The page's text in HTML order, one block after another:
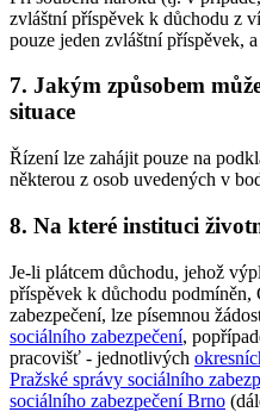
zvláštní příspěvek k důchodu z
pouze jeden zvláštní příspěvek,
7. Jakým způsobem
situace
Řízení lze zahájit pouze na
některou z osob uvedených v
8. Na které instituci
Je-li plátcem důchodu, jehož
příspěvek k důchodu podmíněn,
zabezpečení, lze písemnou
sociálního zabezpečení,
pracovišť - jednotlivých
Pražské správy sociálního
sociálního zabezpečení Brno